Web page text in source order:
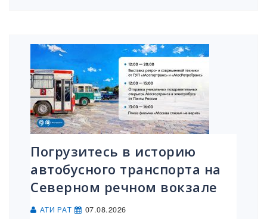
Погрузитесь в историю
автобусного транспорта на
Северном речном вокзале
АТИ РАТ 07.08.2026